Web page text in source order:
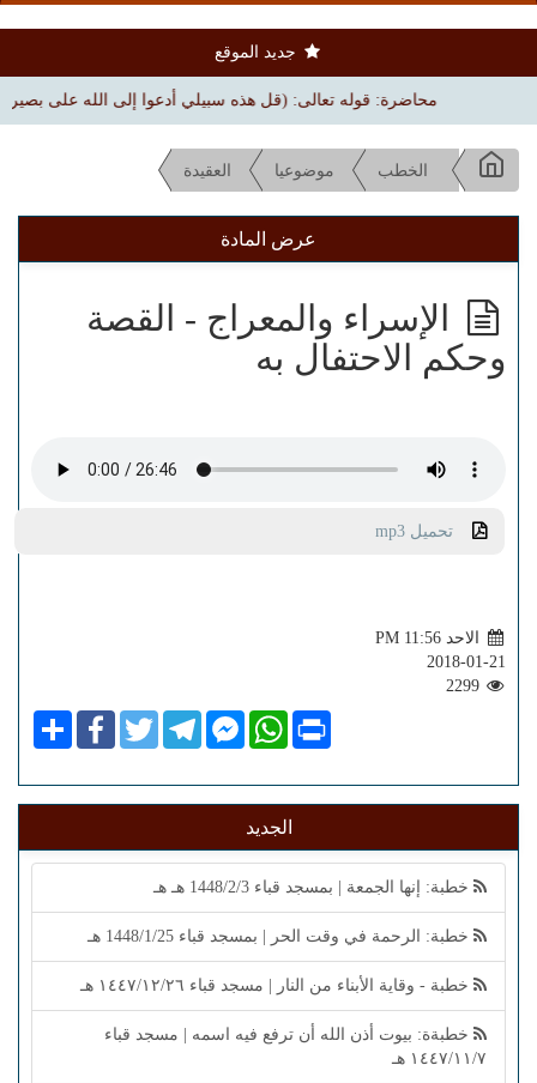
جديد الموقع
محاضرة: قوله تعالى: (قل هذه سبيلي أدعوا إلى الله على بصيرة) | بجامع
الخطب موضوعيا العقيدة
عرض المادة
الإسراء والمعراج - القصة
وحكم الاحتفال به
تحميل mp3
الاحد PM 11:56
2018-01-21
ShareFacebookTwitterTelegramFacebook
Messenger
WhatsApp Print
الجديد
خطبة: إنها الجمعة | بمسجد قباء 1448/2/3 هـ هـ
خطبة: الرحمة في وقت الحر | بمسجد قباء 1448/1/25 هـ
خطبة - وقاية الأبناء من النار | مسجد قباء ١٤٤٧/١٢/٢٦ هـ
خطبةة: بيوت أذن الله أن ترفع فيه اسمه | مسجد قباء
١٤٤٧/١١/٧ هـ